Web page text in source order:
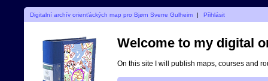
Digitalní archív orienťáckých map pro Bjørn Sverre Gulheim | Přihlásit
Welcome to my digital
On this site I will publish maps, courses and